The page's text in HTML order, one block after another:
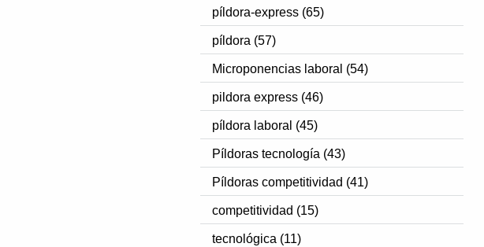
píldora-express (65)
píldora (57)
Microponencias laboral (54)
pildora express (46)
píldora laboral (45)
Píldoras tecnología (43)
Píldoras competitividad (41)
competitividad (15)
tecnológica (11)